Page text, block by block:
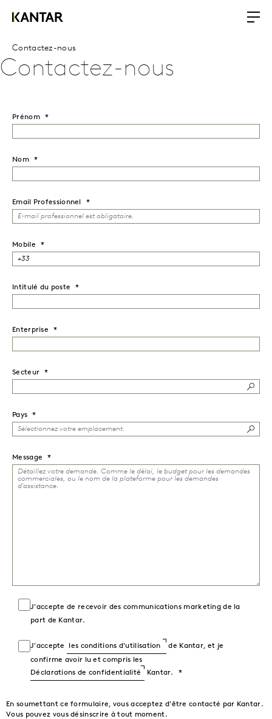
Contactez-nous
Contactez-nous
Prénom
Nom
Email Professionnel
Mobile
Intitulé du poste
Enterprise
Secteur
Pays
Message
J'accepte de recevoir des communications marketing de la
part de Kantar.
J'accepte les conditions d'utilisation
de Kantar, et je
confirme avoir lu et compris les
Déclarations de confidentialité
Kantar.
En soumettant ce formulaire, vous acceptez d'être contacté par Kantar.
Vous pouvez vous désinscrire à tout moment.